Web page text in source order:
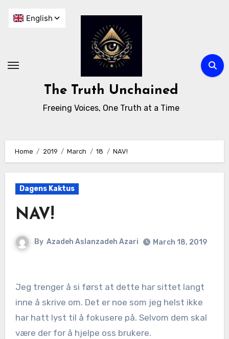
The Truth Unchained
Freeing Voices, One Truth at a Time
Home 2019 March 18 NAV!
Dagens Kaktus
NAV!
By Azadeh Aslanzadeh Azari March 18, 2019
Jeg trenger å si først at dette har sittet langt
inne å skrive om. Det er noe som jeg helst ikke
har hatt lyst til å fokusere på. Selvom dem skal
være der for å hjelpe oss brukere.